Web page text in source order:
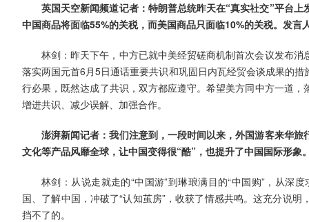
英国天空新闻频道记者：特朗普总统昨天在“真实社交”平台
中国商品将面临55%的关税，而美国商品只面临10%的关税。发
林剑：昨天下午，中方已就中美经贸磋商机制首次会议发布
落实两国元首6月5日通话重要共识和巩固日内瓦经贸会谈成果的
行必果，既然达成了共识，双方都应遵守。希望美方同中方一道
增进共识、减少误解、加强合作。
澎湃新闻记者：我们注意到，一段时间以来，外国游客来华
文化等产品风靡全球，让中国变得很“酷”，也提升了中国国际形
林剑：从说走就走的“中国游”到琳琅满目的“中国购”，从深
国、了解中国，冲破了“认知茧房”，收获了情感共鸣。这充分说
挡不了的。